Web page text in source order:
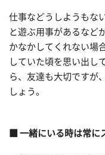
仕事などうしようもな
と遊ぶ用事があるなど
かなかしてくれない場
していた頃を思い出し
ら、友達も大切ですが
しょう。
■ 一緒にいる時は常に